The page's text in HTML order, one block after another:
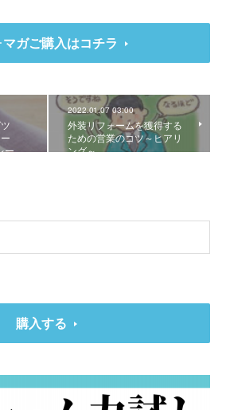
マガご購入はコチラ
ー…
2022.01.07 03:00
外装リフォームを獲得する
ための営業のコツ～ヒアリ
ング～
購入する